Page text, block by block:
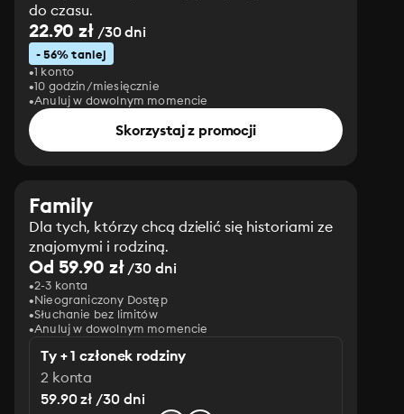
do czasu.
22.90 zł/30 dni
- 56% taniej
1 konto
10 godzin/miesięcznie
Anuluj w dowolnym momencie
Skorzystaj z promocji
Family
Dla tych, którzy chcą dzielić się historiami ze
znajomymi i rodziną.
Od 59.90 zł/30 dni
2-3 konta
Nieograniczony Dostęp
Słuchanie bez limitów
Anuluj w dowolnym momencie
Ty + 1 członek rodziny
2 konta
59.90 zł /30 dni